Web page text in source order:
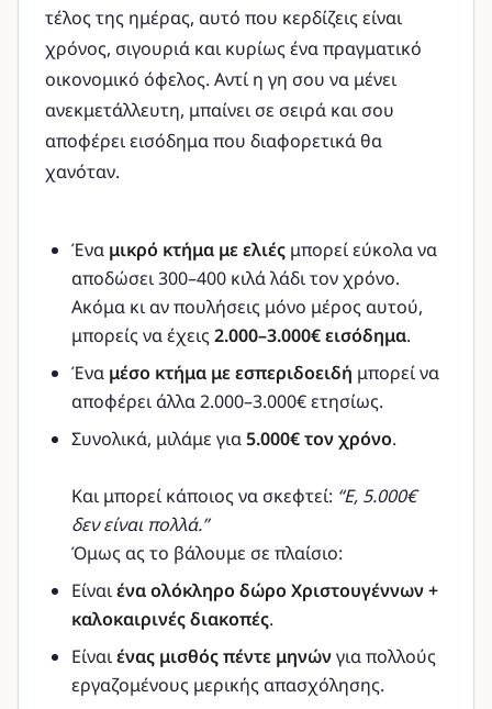
τέλος της ημέρας, αυτό που κερδίζεις είναι
χρόνος, σιγουριά και κυρίως ένα πραγματικό
οικονομικό όφελος. Aντί η γη σου να μένει
ανεκμετάλλευτη, μπαίνει σε σειρά και σου
αποφέρει εισόδημα που διαφορετικά θα
χανόταν.
Ένα μικρό κτήμα με ελιές μπορεί εύκολα να
αποδώσει 300–400 κιλά λάδι τον χρόνο.
Ακόμα κι αν πουλήσεις μόνο μέρος αυτού,
μπορείς να έχεις 2.000–3.000€ εισόδημα.
Ένα μέσο κτήμα με εσπεριδοειδή μπορεί να
αποφέρει άλλα 2.000–3.000€ ετησίως.
Συνολικά, μιλάμε για5.000€ τον χρόνο.
Και μπορεί κάποιος να σκεφτεί: “Ε, 5.000€
δεν είναι πολλά.”
Όμως ας το βάλουμε σε πλαίσιο:
Είναιένα ολόκληρο δώρο Χριστουγέννων +
καλοκαιρινές διακοπές.
Είναιένας μισθός πέντε μηνώνγια πολλούς
εργαζομένους μερικής απασχόλησης.